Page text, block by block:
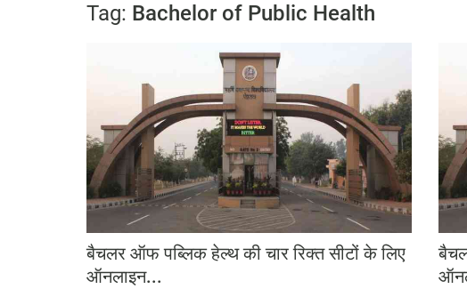
Tag: Bachelor of Public Health
बैचलर ऑफ पब्लिक हेल्थ की चार रिक्त सीटों के लिए
ऑनलाइन...